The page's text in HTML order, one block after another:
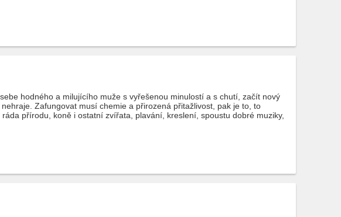
hodného a milujícího muže s vyřešenou minulostí a s chutí, začít nový
Zafungovat musí chemie a přirozená přitažlivost, pak je to, to
přírodu, koně i ostatní zvířata, plavání, kreslení, spoustu dobré muziky,